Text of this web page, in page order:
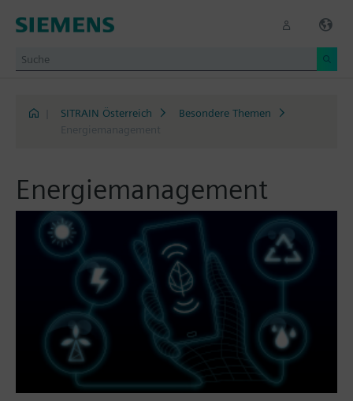
SITRAIN Österreich
Besondere Themen
Energiemanagement
Energiemanagement